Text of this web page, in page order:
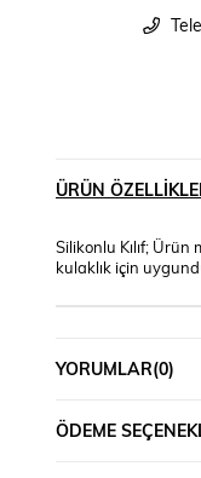
ÜRÜN
Silikonlu Kılıf;
kulaklık için
YORUMLAR(0)
ÖDEME